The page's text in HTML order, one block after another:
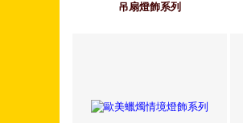
吊扇燈飾系列